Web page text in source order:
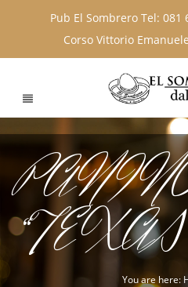
Pub El Sombrero Tel: 081
Corso Vittorio
You are here: